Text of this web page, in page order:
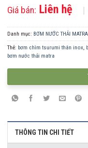
Giá bán: Liên hệ
Danh mục: BƠM NƯỚC THẢI MATRA
Thẻ: bơm chìm tsurumi thân inox,
bơm nước thải matra
THÔNG TIN CHI TIẾT